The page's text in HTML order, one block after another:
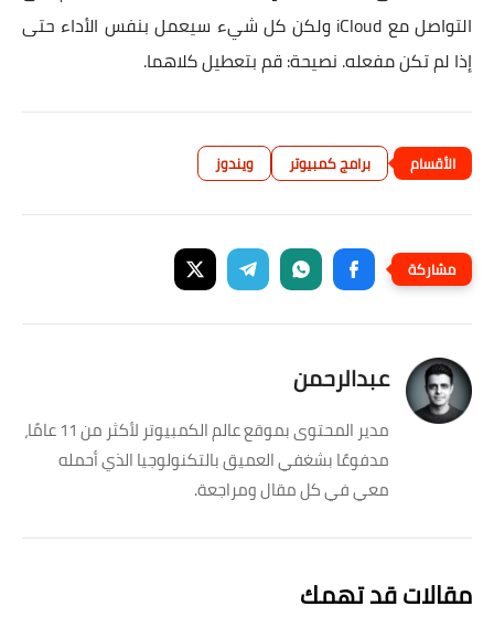
التواصل مع iCloud ولكن كل شيء سيعمل بنفس الأداء حتى
إذا لم تكن مفعله. نصيحة: قم بتعطيل كلاهما.
برامج كمبيوتر ويندوز
عبدالرحمن
مدير المحتوى بموقع عالم الكمبيوتر لأكثر من 11 عامًا،
مدفوعًا بشغفي العميق بالتكنولوجيا الذي أحمله
معي في كل مقال ومراجعة.
مقالات قد تهمك